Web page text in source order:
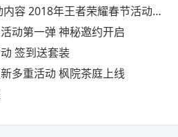
2018年王者荣耀春节活动大全
动第一弹 神秘邀约开启
签到送套装
多重活动 枫院茶庭上线